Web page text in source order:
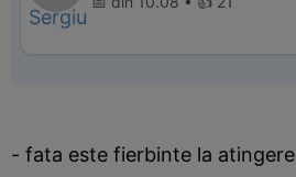
- fata este fierbinte la atingere